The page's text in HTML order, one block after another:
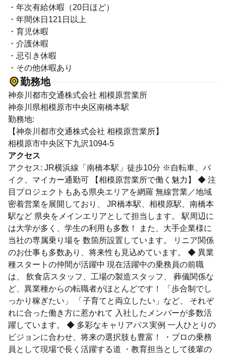
・年次有給休暇（20日ほど）
・年間休日121日以上
・育児休暇
・介護休暇
・忌引き休暇
・その他休暇あり
勤務地
神奈川都市交通株式会社 相模原営業所
神奈川県相模原市中央区南橋本駅
勤務地:
【神奈川都市交通株式会社 相模原営業所】
相模原市中央区下九沢1094-5
アクセス
アクセス: JR横浜線「南橋本駅」徒歩10分 ※自転車、バ
イク、マイカー通勤可 【相模原営業所で働く魅力】 ◆ 注
目プロジェクトもある県央エリアを網羅 無線営業／地域
密着営業を展開しており、 JR橋本駅、相模原駅、南橋本
駅など 県央をメインエリアとして担当します。 駅周辺に
は大学が多く、学生の利用も多数！ また、大手企業様に
当社の専属乗り場を 数箇所設置しています。 リニア関係
のお仕事も多数あり、将来性も見込めています。 ◆ 異業
種スタートの仲間が活躍中 現在活躍中の乗務員の前職
は、 飲食店スタッフ、工場の製造スタッフ、 葬儀関係な
ど、異業種からの転職者がほとんどです！ 「歩合制でし
っかり稼ぎたい」 「子育てと両立したい」など、 それぞ
れに合った働き方に惹かれて 入社したメンバーが多数活
躍しています。 ◆ 多彩なキャリアパス実例 一人ひとりの
ビジョンに合わせ、将来の選択肢も豊富！ ・プロの乗務
員として現場で長く活躍する道 ・教育担当として後輩の